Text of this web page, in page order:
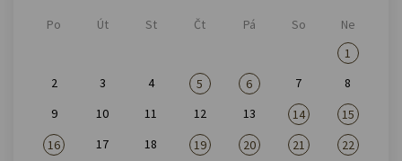
Po Út St Čt Pá So
Ne
1
2
3 4 5 6 7
8
9
10 11 12 13 14
15
16
17 18 19 20 21
22